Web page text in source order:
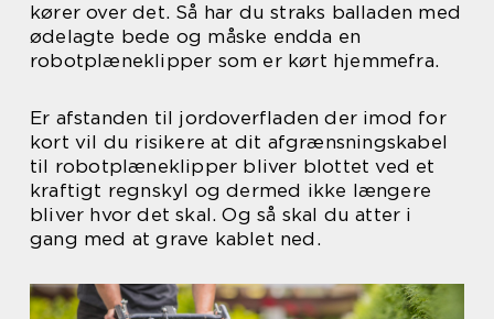
kører over det. Så har du straks balladen med
ødelagte bede og måske endda en
robotplæneklipper som er kørt hjemmefra.
Er afstanden til jordoverfladen der imod for
kort vil du risikere at dit afgrænsningskabel
til robotplæneklipper bliver blottet ved et
kraftigt regnskyl og dermed ikke længere
bliver hvor det skal. Og så skal du atter i
gang med at grave kablet ned.